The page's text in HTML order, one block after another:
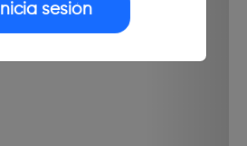
Inicia sesión